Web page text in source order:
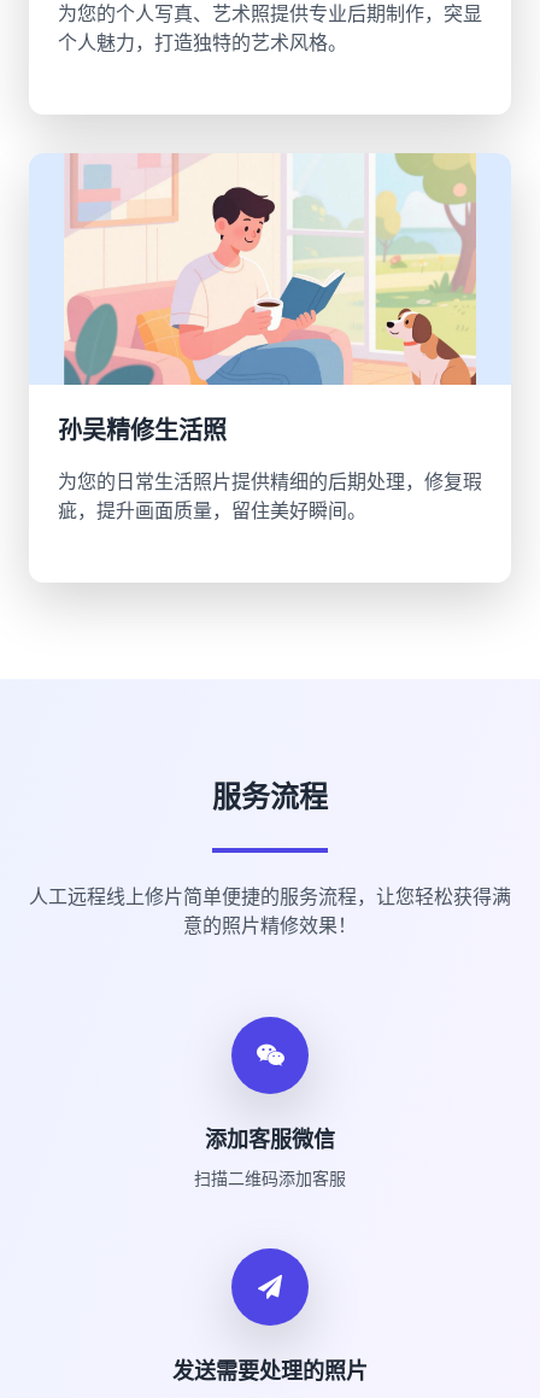
为您的个人写真、艺术照提供专业后期制作，突显
个人魅力，打造独特的艺术风格。
孙吴精修生活照
为您的日常生活照片提供精细的后期处理，修复瑕
疵，提升画面质量，留住美好瞬间。
服务流程
人工远程线上修片简单便捷的服务流程，让您轻松获得满
意的照片精修效果！
添加客服微信
扫描二维码添加客服
发送需要处理的照片